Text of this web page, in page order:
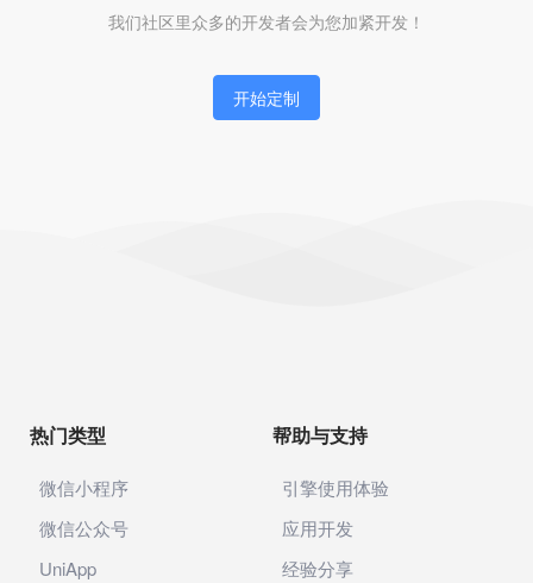
我们社区里众多的开发者会为您加紧开发！
开始定制
热门类型
微信小程序
微信公众号
UniApp
帮助与支持
引擎使用体验
应用开发
经验分享